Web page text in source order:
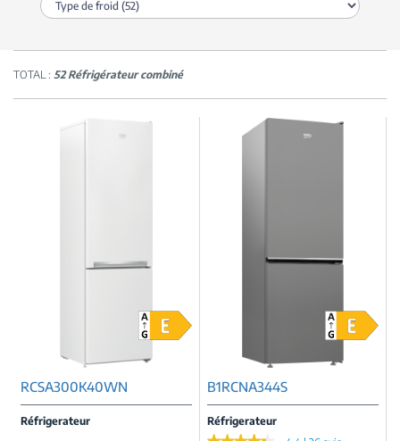
TOTAL : 52 Réfrigérateur combiné
RCSA300K40WN
Réfrigerateur
B1RCNA344S
Réfrigerateur